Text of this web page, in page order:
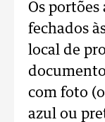
Os portões
fechados
local de
com foto
azul ou